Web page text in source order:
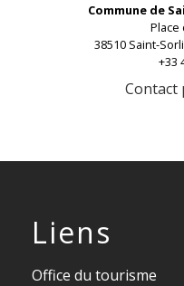
Commune de
Place
38510 Saint-
+33
Contact
Liens
Office du tourisme